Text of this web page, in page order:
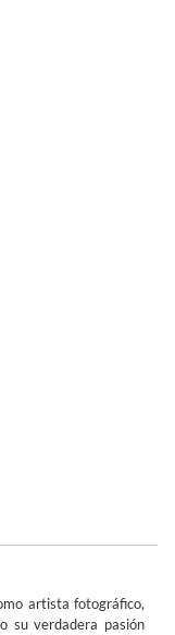
artista fotográfico,
su verdadera pasión